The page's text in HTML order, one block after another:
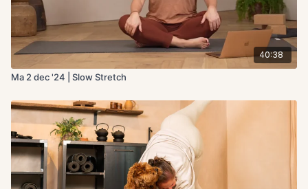
40:38
Ma 2 dec '24 | Slow Stretch